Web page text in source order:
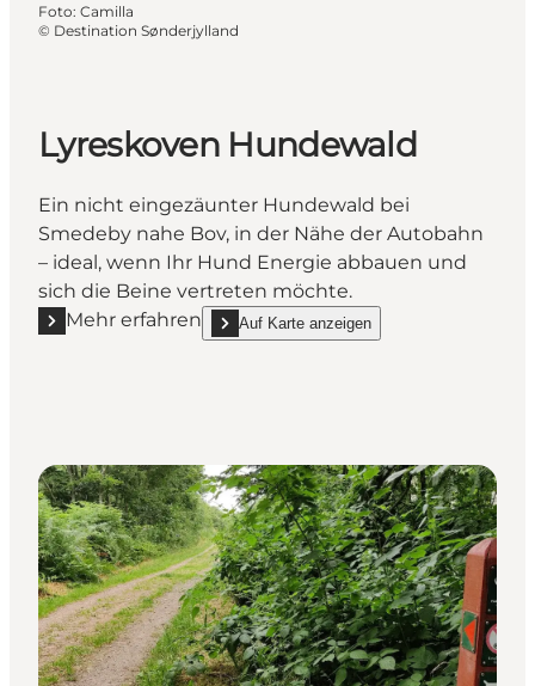
Foto: Camilla
© Destination Sønderjylland
Lyreskoven Hundewald
Ein nicht eingezäunter Hundewald bei
Smedeby nahe Bov, in der Nähe der Autobahn
– ideal, wenn Ihr Hund Energie abbauen und
sich die Beine vertreten möchte.
Mehr erfahren
Mehr erfahren "Lyreskoven Hundewald"
Auf Karte anzeigen
show Lyreskoven Hundewald on_map